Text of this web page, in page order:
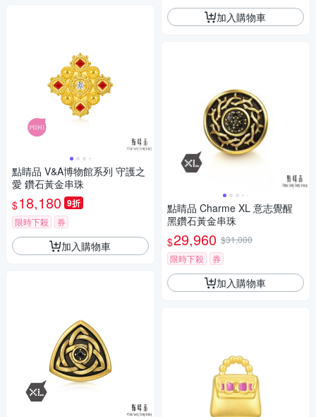
點睛品 V&A博物館系列 守護之
愛 鑽石黃金串珠
$18,180 9折
限時下殺 券
加入購物車
加入購物車
點睛品 Charme XL 意志覺醒
黑鑽石黃金串珠
$29,960 $31,000
限時下殺
券
加入購物車